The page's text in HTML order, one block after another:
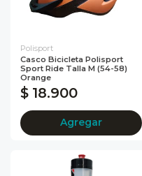
Polisport
Casco Bicicleta Polisport
Sport Ride Talla M (54-58)
Orange
$ 18.900
Agregar